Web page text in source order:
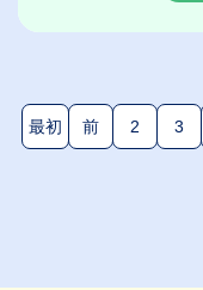
最初 前 2 3